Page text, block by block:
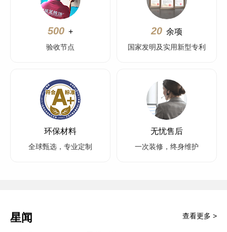
500 +
验收节点
20 余项
国家发明及实用新型专利
环保材料
全球甄选，专业定制
无忧售后
一次装修，终身维护
星闻 查看更多 >